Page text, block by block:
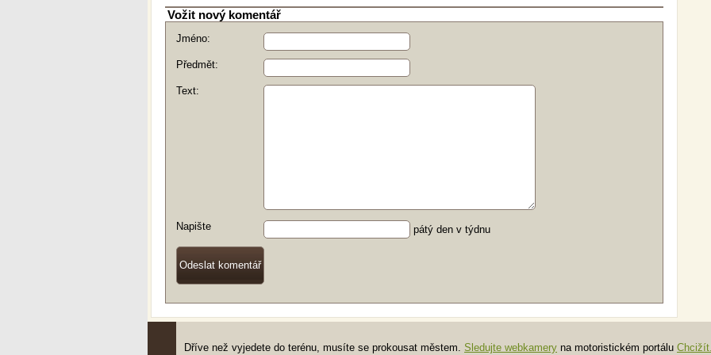
Vožit nový komentář
Jméno:
Předmět:
Text:
Napište pátý den v týdnu
Dříve než vyjedete do terénu, musíte se prokousat městem. Sledujte webkamery na motoristickém portálu